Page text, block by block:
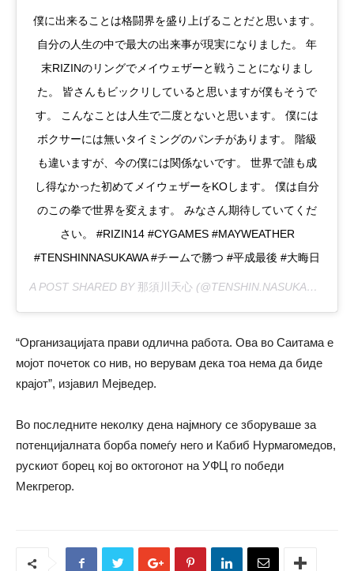
僕に出来ることは格闘界を盛り上げることだと思います。
自分の人生の中で最大の出来事が現実になりました。 年
末RIZINのリングでメイウェザーと戦うことになりまし
た。 皆さんもビックリしていると思いますが僕もそうで
す。 こんなことは人生で二度とないと思います。 僕には
ボクサーには無いタイミングのパンチがあります。 階級
も違いますが、今の僕には関係ないです。 世界で誰も成
し得なかった初めてメイウェザーをKOします。 僕は自分
のこの拳で世界を変えます。 みなさん期待していてくだ
さい。 #RIZIN14 #CYGAMES #MAYWEATHER
#TENSHINNASUKAWA #チームで勝つ #平成最後 #大晦日
A POST SHARED BY 那須川天心 (@TENSHIN.NASUKAWA) ON
“Организацијата прави одлична работа. Ова во Саитама е
мојот почеток со нив, но верувам дека тоа нема да биде
крајот”, изјавил Мејведер.
Во последните неколку дена најмногу се зборуваше за
потенцијалната борба помеѓу него и Кабиб Нурмагомедов,
рускиот борец кој во октогонот на УФЦ го победи
Мекгрегор.